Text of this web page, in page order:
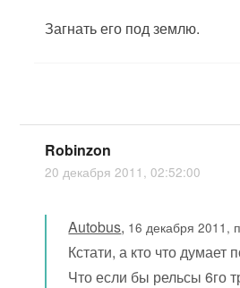
Загнать его под землю.
Robinzon
20 декабря 2011, 02:52:00
Autobus, 16 декабря 2011,
Кстати, а кто что думает
Что если бы рельсы 6го